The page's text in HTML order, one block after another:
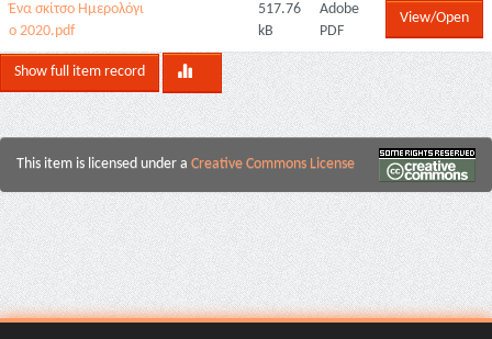
Ένα σκίτσο Ημερολόγι
ο 2020.pdf
517.76
kB
Adobe
PDF
View/Open
Show full item record
This item is licensed under a Creative Commons License